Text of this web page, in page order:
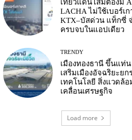
เที่ยวแดนโสมต้องมี
LACHA ไม่ใช้เบอร์เ
KTX–บัสด่วน แท็กซี่
ครบจบในแอปเดียว
TRENDY
เมืองทองธานี ขึ้นแท่น
เสริมเมืองอัจฉริยะยก
เทคโนโลยี สิ่งแวดล้
เคลื่อนเศรษฐกิจ
Load more